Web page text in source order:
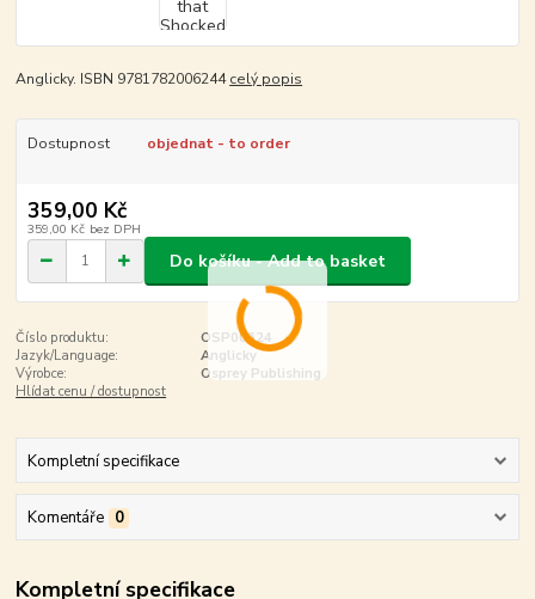
Anglicky. ISBN 9781782006244celý popis
Dostupnost objednat - to order
359,00 Kč
359,00 Kč bez DPH
Do košíku - Add to basket
Číslo produktu:
OSP00624
Jazyk/Language:
Anglicky
Výrobce:
Osprey Publishing
Hlídat cenu / dostupnost
Kompletní specifikace
Komentáře 0
Kompletní specifikace